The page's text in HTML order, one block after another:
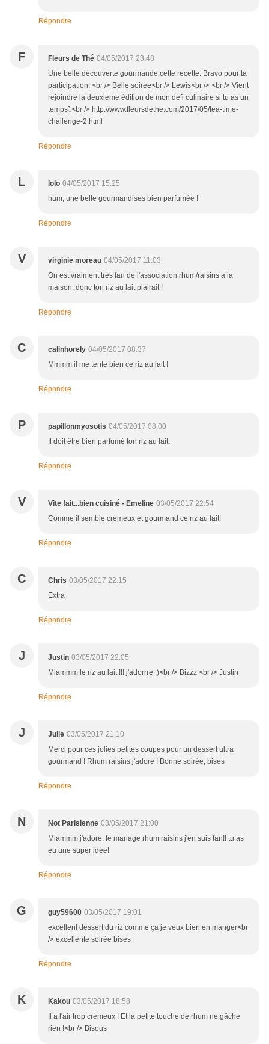
Répondre
F Fleurs de Thé 04/05/2017 23:48
Une belle découverte gourmande cette recette. Bravo pour ta
participation. <br /> Belle soirée<br /> Lewis<br /> <br /> Vient
rejoindre la deuxième édition de mon défi culinaire si tu as un
temps⤵<br /> http://www.fleursdethe.com/2017/05/tea-time-
challenge-2.html
Répondre
L lolo 04/05/2017 15:25
hum, une belle gourmandises bien parfumée !
Répondre
V virginie moreau 04/05/2017 11:03
On est vraiment très fan de l'association rhum/raisins à la
maison, donc ton riz au lait plairait !
Répondre
C calinhorely 04/05/2017 08:37
Mmmm il me tente bien ce riz au lait !
Répondre
P papillonmyosotis 04/05/2017 08:00
Il doit être bien parfumé ton riz au lait.
Répondre
V Vite fait...bien cuisiné - Emeline 03/05/2017 22:54
Comme il semble crémeux et gourmand ce riz au lait!
Répondre
C Chris 03/05/2017 22:15
Extra
Répondre
J Justin 03/05/2017 22:05
Miammm le riz au lait !!! j'adorrre ;)<br /> Bizzz <br /> Justin
Répondre
J Julie 03/05/2017 21:10
Merci pour ces jolies petites coupes pour un dessert ultra
gourmand ! Rhum raisins j'adore ! Bonne soirée, bises
Répondre
N Not Parisienne 03/05/2017 21:00
Miammm j'adore, le mariage rhum raisins j'en suis fan!! tu as
eu une super idée!
Répondre
G guy59600 03/05/2017 19:01
excellent dessert du riz comme ça je veux bien en manger<br
/> excellente soirée bises
Répondre
K Kakou 03/05/2017 18:58
Il a l'air trop crémeux ! Et la petite touche de rhum ne gâche
rien !<br /> Bisous